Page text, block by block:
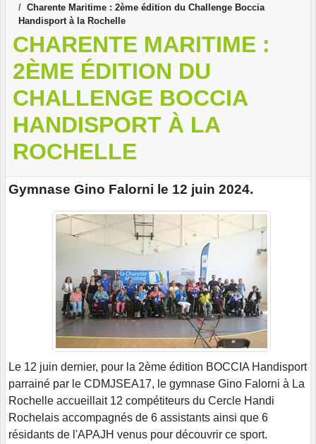
Charente Maritime : 2ème édition du Challenge Boccia
Handisport à la Rochelle
CHARENTE MARITIME :
2ÈME ÉDITION DU
CHALLENGE BOCCIA
HANDISPORT À LA
ROCHELLE
Gymnase Gino Falorni le 12 juin 2024.
Le 12 juin dernier, pour la 2ème édition BOCCIA Handisport
parrainé par le CDMJSEA17, le gymnase Gino Falorni à La
Rochelle accueillait 12 compétiteurs du Cercle Handi
Rochelais accompagnés de 6 assistants ainsi que 6
résidants de l'APAJH venus pour découvrir ce sport.